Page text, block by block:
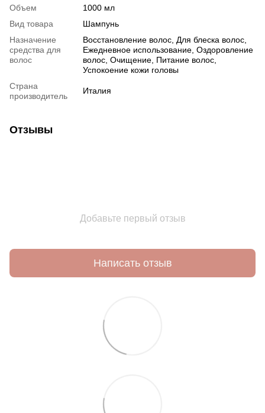
Объем
1000 мл
Вид товара
Шампунь
Назначение
средства для
волос
Восстановление волос, Для блеска волос,
Ежедневное использование, Оздоровление
волос, Очищение, Питание волос,
Успокоение кожи головы
Страна
производитель
Италия
Отзывы
Добавьте первый отзыв
Написать отзыв